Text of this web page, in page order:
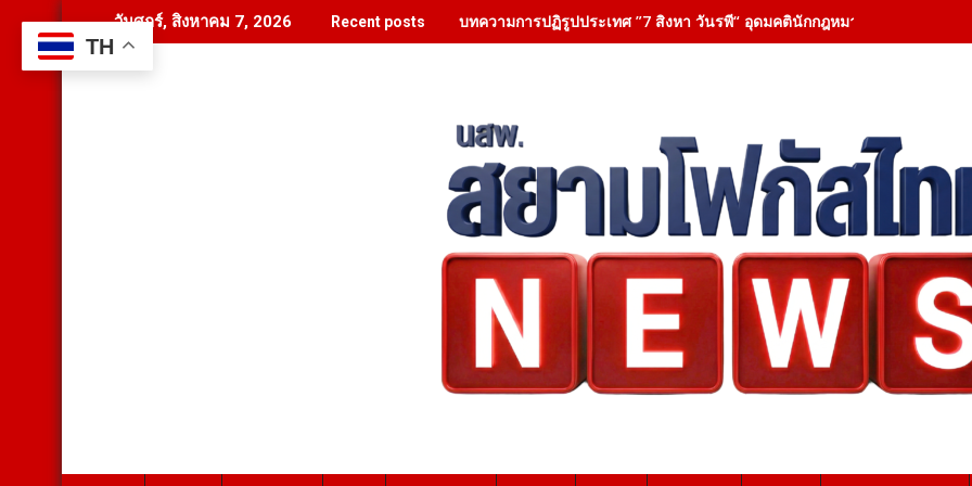
to
content
วันศุกร์, สิงหาคม 7, 2026 Recent posts บทความการปฏิรูปประเทศ ”7 สิงหา วันรพี“ อุดมคตินักกฎหมายภายใต้วิกฤติศรั
TH